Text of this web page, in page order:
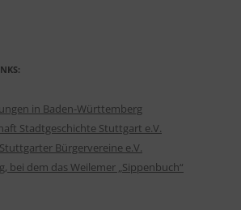
in Baden-Württemberg
Stadtgeschichte Stuttgart e.V.
Bürgervereine e.V.
bei dem das Weilemer „Sippenbuch“